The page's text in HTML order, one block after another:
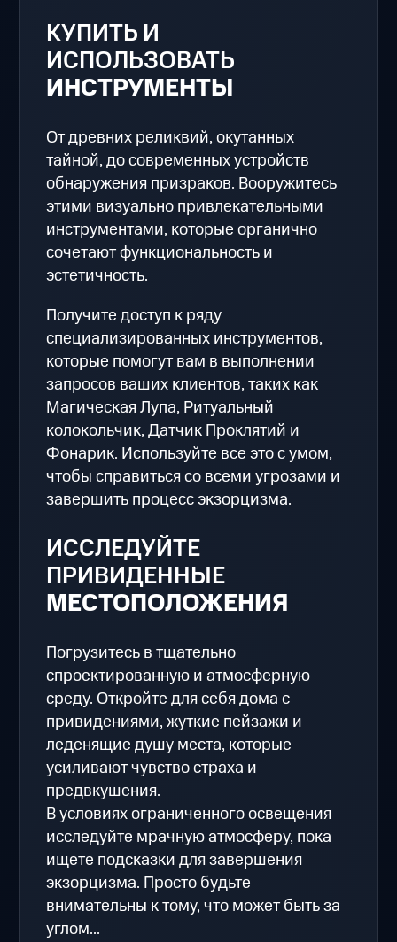
КУПИТЬ И
ИСПОЛЬЗОВАТЬ
ИНСТРУМЕНТЫ
От древних реликвий, окутанных
тайной, до современных устройств
обнаружения призраков. Вооружитесь
этими визуально привлекательными
инструментами, которые органично
сочетают функциональность и
эстетичность.
Получите доступ к ряду
специализированных инструментов,
которые помогут вам в выполнении
запросов ваших клиентов, таких как
Магическая Лупа, Ритуальный
колокольчик, Датчик Проклятий и
Фонарик. Используйте все это с умом,
чтобы справиться со всеми угрозами и
завершить процесс экзорцизма.
ИССЛЕДУЙТЕ
ПРИВИДЕННЫЕ
МЕСТОПОЛОЖЕНИЯ
Погрузитесь в тщательно
спроектированную и атмосферную
среду. Откройте для себя дома с
привидениями, жуткие пейзажи и
леденящие душу места, которые
усиливают чувство страха и
предвкушения.
В условиях ограниченного освещения
исследуйте мрачную атмосферу, пока
ищете подсказки для завершения
экзорцизма. Просто будьте
внимательны к тому, что может быть за
углом...